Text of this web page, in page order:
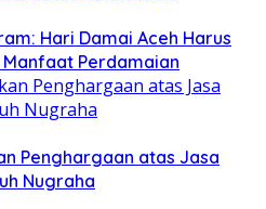
Hari Damai Aceh Harus
Perdamaian
Penghargaan atas Jasa
Nugraha